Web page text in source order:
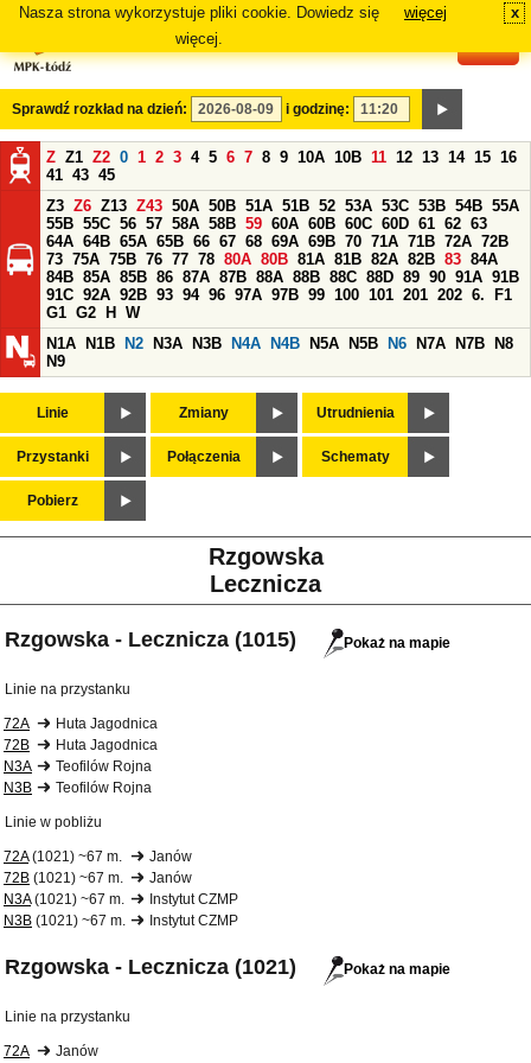
Nasza strona wykorzystuje pliki cookie. Dowiedz się
więcej.
więcej x
Sprawdź rozkład na dzień: i godzinę:
Z Z1 Z2 0 1 2 3 4 5 6 7 8 9 10A 10B 11 12 13 14 15 16
41 43 45
Z3 Z6 Z13 Z43 50A 50B 51A 51B 52 53A 53C 53B 54B 55A
55B 55C 56 57 58A 58B 59 60A 60B 60C 60D 61 62 63
64A 64B 65A 65B 66 67 68 69A 69B 70 71A 71B 72A 72B
73 75A 75B 76 77 78 80A 80B 81A 81B 82A 82B 83 84A
84B 85A 85B 86 87A 87B 88A 88B 88C 88D 89 90 91A 91B
91C 92A 92B 93 94 96 97A 97B 99 100 101 201 202 6.
F1
G1 G2 H
W
N1A
N1B N2 N3A N3B N4A N4B N5A N5B N6 N7A N7B
N8
N9
Linie Zmiany Utrudnienia
Przystanki Połączenia Schematy
Pobierz
Rzgowska
Lecznicza
Rzgowska - Lecznicza (1015) Pokaż na mapie
Linie na przystanku
72A
Huta Jagodnica
72B
Huta Jagodnica
N3A
Teofilów Rojna
N3B
Teofilów Rojna
Linie w pobliżu
72A(1021) ~67 m.
Janów
72B (1021) ~67 m.
Janów
N3A(1021) ~67 m.
Instytut CZMP
N3B (1021) ~67 m. Instytut CZMP
Rzgowska - Lecznicza (1021) Pokaż na mapie
Linie na przystanku
72A Janów